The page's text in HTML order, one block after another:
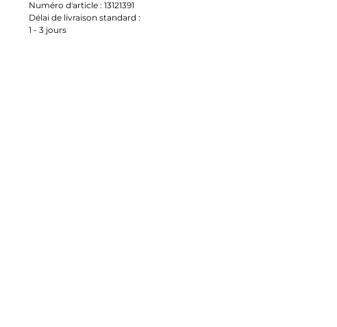
Numéro d'article : 13121391
Délai de livraison standard :
1 - 3 jours